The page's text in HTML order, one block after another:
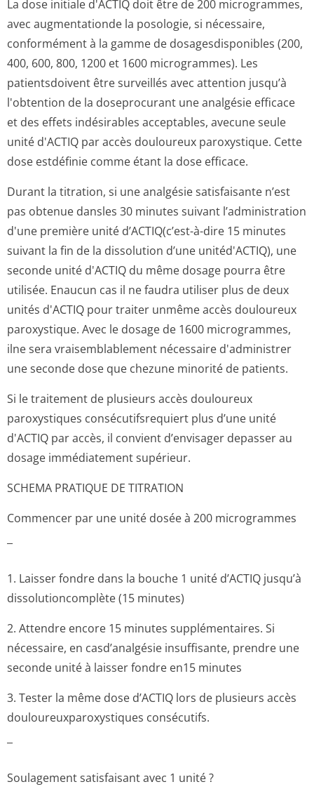
La dose initiale d'ACTIQ doit être de 200 microgrammes,
avec augmentationde la posologie, si nécessaire,
conformément à la gamme de dosagesdisponibles (200,
400, 600, 800, 1200 et 1600 microgrammes). Les
patientsdoivent être surveillés avec attention jusqu’à
l'obtention de la doseprocurant une analgésie efficace
et des effets indésirables acceptables, avecune seule
unité d'ACTIQ par accès douloureux paroxystique. Cette
dose estdéfinie comme étant la dose efficace.
Durant la titration, si une analgésie satisfaisante n’est
pas obtenue dansles 30 minutes suivant l’administration
d'une première unité d’ACTIQ(c’est-à-dire 15 minutes
suivant la fin de la dissolution d’une unitéd'ACTIQ), une
seconde unité d'ACTIQ du même dosage pourra être
utilisée. Enaucun cas il ne faudra utiliser plus de deux
unités d'ACTIQ pour traiter unmême accès douloureux
paroxystique. Avec le dosage de 1600 microgrammes,
ilne sera vraisemblablement nécessaire d'administrer
une seconde dose que chezune minorité de patients.
Si le traitement de plusieurs accès douloureux
paroxystiques consécutifsrequiert plus d’une unité
d'ACTIQ par accès, il convient d’envisager depasser au
dosage immédiatement supérieur.
SCHEMA PRATIQUE DE TITRATION
Commencer par une unité dosée à 200 microgrammes
¯
1. Laisser fondre dans la bouche 1 unité d’ACTIQ jusqu’à
dissolutioncomplète (15 minutes)
2. Attendre encore 15 minutes supplémentaires. Si
nécessaire, en casd’analgésie insuffisante, prendre une
seconde unité à laisser fondre en15 minutes
3. Tester la même dose d’ACTIQ lors de plusieurs accès
douloureuxparo­xystiques consécutifs.
¯
Soulagement satisfaisant avec 1 unité ?